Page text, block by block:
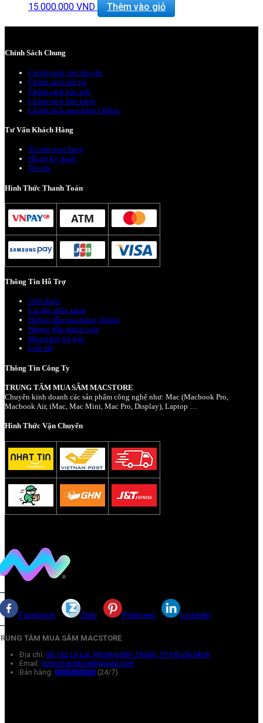
Mac OS X El Capitan or macOS Sierra
: mới 99%
Bảo hành 6 tháng. Bao test 1 tuần.
15.000.000 VND Thêm vào giỏ
Chính Sách Chung
Chính sách vận chuyển
Chính sách đổi trả
Chính sách bảo mật
Chính sách bảo hành
Chính sách mua hàng Online
Tư Vấn Khách Hàng
Tư vấn mua hàng
Hỗ trợ kỹ thuật
Tin tức
Hình Thức Thanh Toán
Thông Tin Hỗ Trợ
Giới thiệu
Cài đặt phần mềm
Hướng dẫn mua hàng Online
Hướng dẫn thanh toán
Mua hàng trả góp
Liên Hệ
Thông Tin Công Ty
TRUNG TÂM MUA SẮM MACSTORE
Chuyên kinh doanh các sản phẩm công nghệ như: Mac (Macbook Pro,
Macbook Air, iMac, Mac Mini, Mac Pro, Display), Laptop …
Hình Thức Vận Chuyển
Facebook Zalo Pinterest Linkedin
TÂM MUA SẮM MACSTORE
Địa chỉ: Số 132 Lê Lai, Phường Bến Thành, TP Hồ Chí Minh
Email: hotromacstore@gmail.com
Bán hàng: 0935023023 (24/7)